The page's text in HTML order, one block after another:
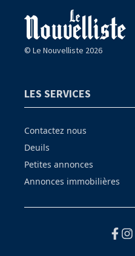
© Le Nouvelliste 2026
LES SERVICES
Contactez nous
Deuils
Petites annonces
Annonces immobilières